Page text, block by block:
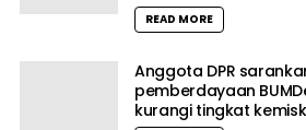
READ MORE
Anggota DPR
pemberdayaan
kurangi tingkat